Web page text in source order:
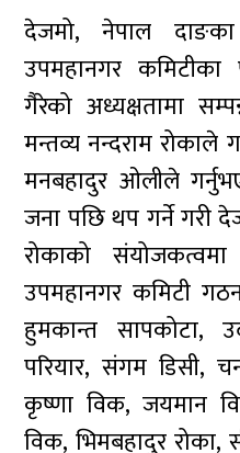
देजमो, नेपाल
उपमहानगर कमिटीका
गैरेको अध्यक्षतामा
मन्तव्य नन्दराम रोकाले
मनबहादुर ओलीले
जना पछि थप गर्ने गरी
रोकाको
उपमहानगर कमिटी
हुमकान्त सापकोटा,
परियार, संगम डिसी,
कृष्णा विक, जयमान
विक, भिमबहादुर रोका,